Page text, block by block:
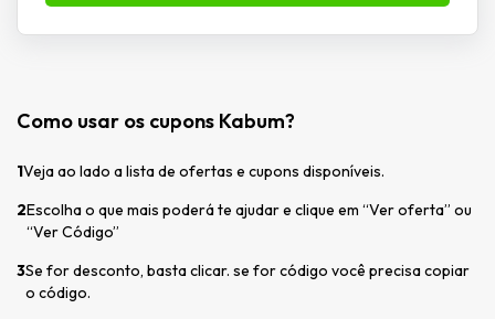
Como usar os cupons Kabum?
1Veja ao lado a lista de ofertas e cupons disponíveis.
2Escolha o que mais poderá te ajudar e clique em “Ver oferta” ou
“Ver Código”
3Se for desconto, basta clicar. se for código você precisa copiar
o código.